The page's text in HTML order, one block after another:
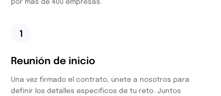
por más de 400 empresas.
1
Reunión de inicio
Una vez firmado el contrato, únete a nosotros para
definir los detalles específicos de tu reto. Juntos